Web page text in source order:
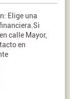
Elige una
calle Mayor,
en